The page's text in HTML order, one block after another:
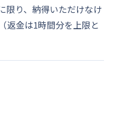
限り、納得いただけなけ
返金は1時間分を上限と